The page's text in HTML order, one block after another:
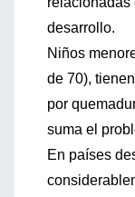
desarrollo.
Niños
de 70),
por
suma el
En países